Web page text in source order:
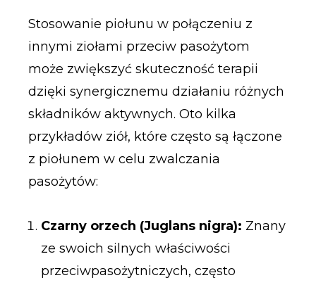
Stosowanie piołunu w połączeniu z
innymi ziołami przeciw pasożytom
może zwiększyć skuteczność terapii
dzięki synergicznemu działaniu różnych
składników aktywnych. Oto kilka
przykładów ziół, które często są łączone
z piołunem w celu zwalczania
pasożytów:
Czarny orzech (Juglans nigra): Znany
ze swoich silnych właściwości
przeciwpasożytniczych, często